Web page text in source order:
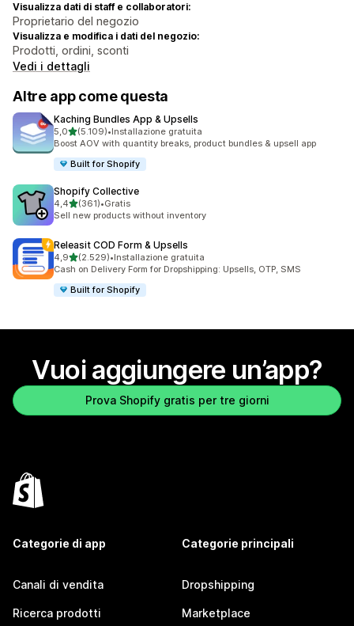
Visualizza dati di staff e collaboratori:
Proprietario del negozio
Visualizza e modifica i dati del negozio:
Prodotti, ordini, sconti
Vedi i dettagli
Altre app come questa
Kaching Bundles App & Upsells
5,0stelle su 5
(5.109)
5109 recensioni totali
•Installazione gratuita
Boost AOV with quantity breaks, product bundles & upsell app
Built for Shopify
Shopify Collective
4,4stelle su 5
(361)
361 recensioni totali
•Gratis
Sell new products without inventory
Releasit COD Form & Upsells
4,9stelle su 5
(2.529)
2529 recensioni totali
•Installazione gratuita
Cash on Delivery Form for Dropshipping: Upsells, OTP, SMS
Built for Shopify
Vuoi aggiungere un’app?
Prova Shopify gratis per tre giorni
Categorie di app
Canali di vendita
Ricerca prodotti
Categorie principali
Dropshipping
Marketplace